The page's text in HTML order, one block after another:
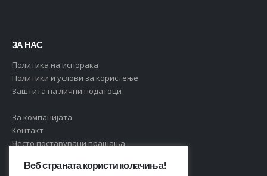
ЗА НАС
Политика на испорака
Политики и услови за користење
Заштита на лични податоци
За компанијата
Контакт
Често поставувани прашања
Веб страната користи колачиња!